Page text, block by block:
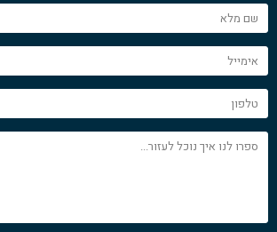
שם
מלא
אימייל
טלפון
ספרו
לנו